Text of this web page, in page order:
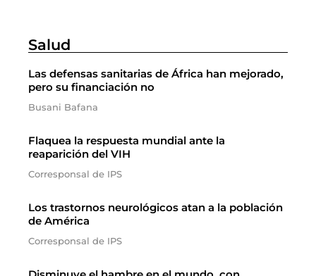
Salud
Las defensas sanitarias de África han mejorado,
pero su financiación no
Busani Bafana
Flaquea la respuesta mundial ante la
reaparición del VIH
Corresponsal de IPS
Los trastornos neurológicos atan a la población
de América
Corresponsal de IPS